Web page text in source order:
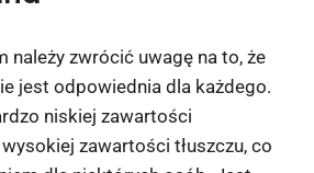
należy zwrócić uwagę na to, że
jest odpowiednia dla każdego.
niskiej zawartości
zawartości tłuszczu, co